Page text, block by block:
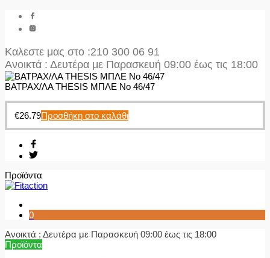
Καλεστε μας στο :210 300 06 91
Ανοικτά : Δευτέρα με Παρασκευή 09:00 έως τις 18:00
ΒΑΤΡΑΧ/ΛΑ THESIS ΜΠΛΕ No 46/47
€26.79Προσθήκη στο καλάθι
Προϊόντα
0
Ανοικτά : Δευτέρα με Παρασκευή 09:00 έως τις 18:00
Προϊόντα